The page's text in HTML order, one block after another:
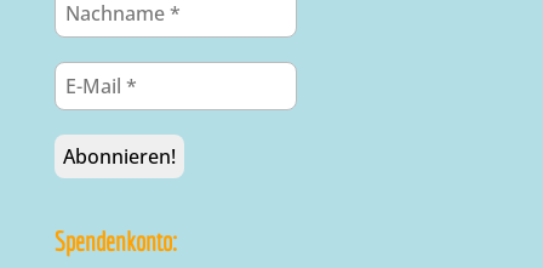
Spendenkonto: